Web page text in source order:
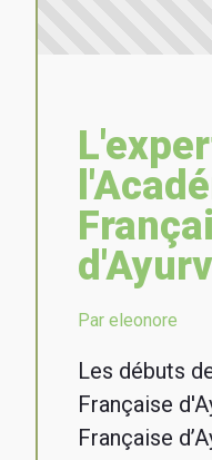
Par eleonore
Les débuts
Française
Française